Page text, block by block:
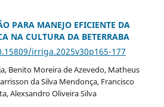
PARA MANEJO EFICIENTE DA
NA CULTURA DA BETERRABA
irriga.2025v30p165-177
Benito Moreira de Azevedo, Matheus
da Silva Mendonça, Francisco
Alexsandro Oliveira Silva